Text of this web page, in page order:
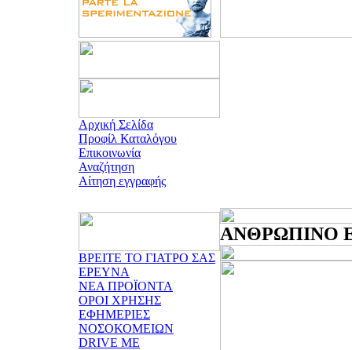
Αρχική Σελίδα
Προφίλ Καταλόγου
Επικοινωνία
Αναζήτηση
Αίτηση εγγραφής
ΒΡΕΙΤΕ ΤΟ ΓΙΑΤΡΟ ΣΑΣ
ΕΡΕΥΝΑ
ΝΕΑ ΠΡΟΪΟΝΤΑ
ΟΡΟΙ ΧΡΗΣΗΣ
ΕΦΗΜΕΡΙΕΣ
ΝΟΣΟΚΟΜΕΙΩΝ
DRIVE ME
ΑΝΘΡΩΠΙΝΟ